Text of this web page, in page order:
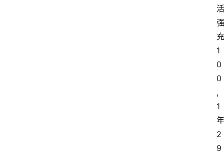
活
强
充
1
0
0
,
1
年
2
9